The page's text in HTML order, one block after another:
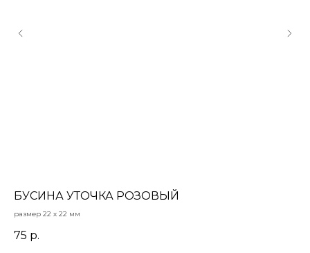
БУСИНА УТОЧКА РОЗОВЫЙ
размер 22 х 22 мм
75 р.